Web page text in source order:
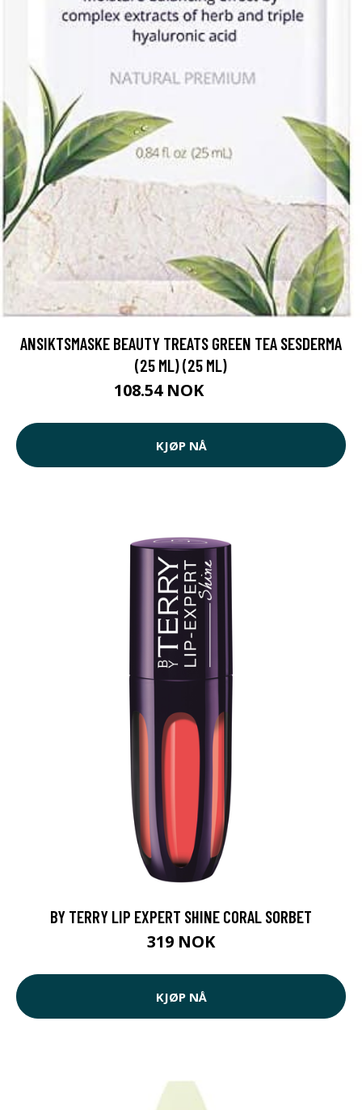
ANSIKTSMASKE BEAUTY TREATS GREEN TEA SESDERMA
(25 ML) (25 ML)
108.54 NOK
KJØP NÅ
BY TERRY LIP EXPERT SHINE CORAL SORBET
319 NOK
KJØP NÅ